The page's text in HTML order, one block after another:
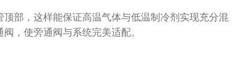
部，这样能保证高温气体与低温制冷剂实现充分混
，使旁通阀与系统完美适配。